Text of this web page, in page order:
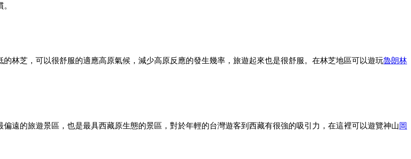
林芝，可以很舒服的適應高原氣候，減少高原反應的發生幾率，旅遊起來也是很舒服。在林芝地區可以遊玩魯朗林
遠的旅遊景區，也是最具西藏原生態的景區，對於年輕的台灣遊客到西藏有很強的吸引力，在這裡可以遊覽神山岡